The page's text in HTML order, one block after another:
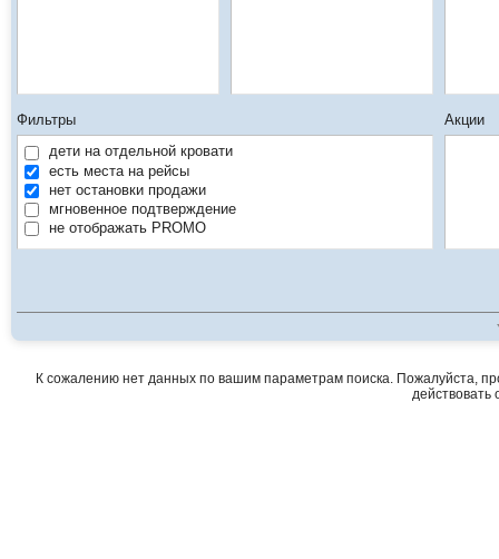
Фильтры
дети на отдельной кровати
есть места на рейсы
нет остановки продажи
мгновенное подтверждение
не отображать PROMO
Акции
К сожалению нет данных по вашим параметрам поиска. Пожалуйста,
действовать